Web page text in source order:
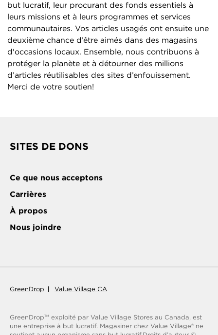
but lucratif, leur procurant des fonds essentiels à
leurs missions et à leurs programmes et services
communautaires. Vos articles usagés ont ensuite une
deuxième chance d’être aimés dans des magasins
d'occasions locaux. Ensemble, nous contribuons à
protéger la planète et à détourner des millions
d’articles réutilisables des sites d’enfouissement.
Merci de votre soutien!
SITES DE DONS
Ce que nous acceptons
Carrières
À propos
Nous joindre
GreenDrop Value Village CA
GreenDropTM
exploité par Value Village Stores au Canada, est
une entreprise à but lucratif. Magasiner chez Value Village® ne